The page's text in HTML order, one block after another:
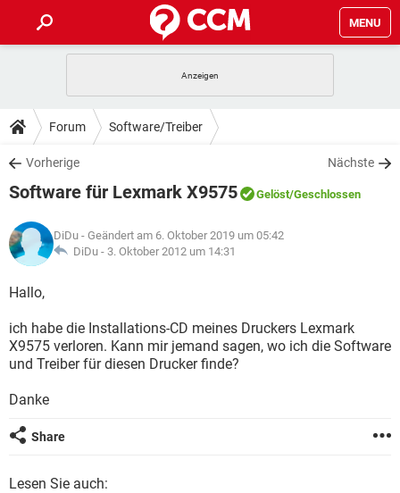
MENU
ANDROID IOS
WINDOWS 10
WHATSAPP TIKTOK
FACEBOOK
TIPPS & TRICKS
SPIELE
WHATSAPP TIKTOK
FACEBOOK
DOWNLOADS
SPIELE STREAMING
ANDROID
WINDOWS 10 INSTAGRAM
WHATSAPP
SPIELE STREAMING
ANDROID
WINDOWS 10
WHATSAPP TIKTOK
FACEBOOK HARDWARE
LEXIKON
SPIELE
WINDOWS 10 INSTAGRAM
FACEBOOK
Forum Software/Treiber
Vorherige Nächste
Software für Lexmark X9575 Gelöst/Geschlossen
DiDu - Geändert am 6. Oktober 2019 um 05:42
DiDu - 3. Oktober 2012 um 14:31
Hallo,
ich habe die Installations-CD meines Druckers Lexmark
X9575 verloren. Kann mir jemand sagen, wo ich die Software
und Treiber für diesen Drucker finde?
Danke
Share
Lesen Sie auch: